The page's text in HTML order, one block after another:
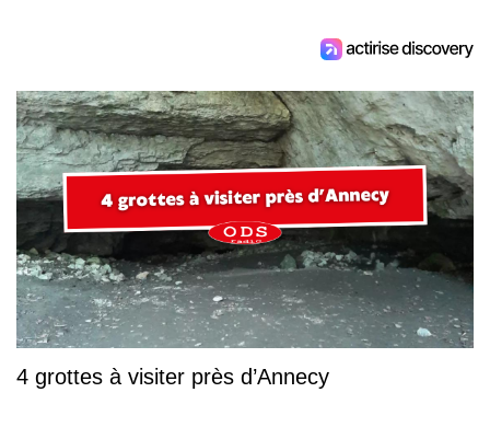
4 grottes à visiter près d’Annecy